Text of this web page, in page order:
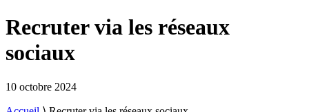
Recruter via les réseaux
sociaux
10 octobre 2024